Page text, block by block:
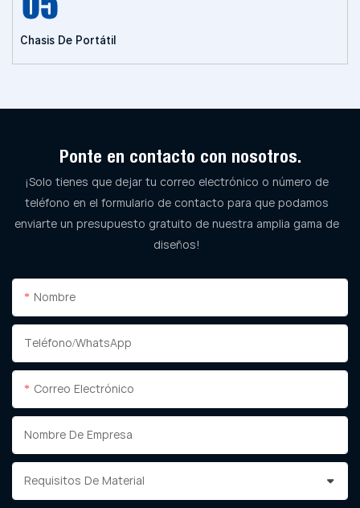
Chasis De Portátil
Ponte en contacto con nosotros.
¡Solo tienes que dejar tu correo electrónico o número de
teléfono en el formulario de contacto para que podamos
enviarte un presupuesto gratuito de nuestra amplia gama de
diseños!
Nombre
Teléfono/WhatsApp
Correo Electrónico
Nombre De Empresa
Requisitos De Material